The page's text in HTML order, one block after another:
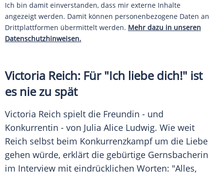
Ich bin damit einverstanden, dass mir externe Inhalte
angezeigt werden. Damit können personenbezogene Daten an
Drittplattformen übermittelt werden. Mehr dazu in unseren
Datenschutzhinweisen.
Victoria Reich: Für "Ich liebe dich!" ist
es nie zu spät
Victoria Reich spielt die Freundin - und
Konkurrentin - von Julia Alice Ludwig. Wie weit
Reich selbst beim Konkurrenzkampf um die Liebe
gehen würde, erklärt die gebürtige Gernsbacherin
im Interview mit eindrücklichen Worten: "Alles,